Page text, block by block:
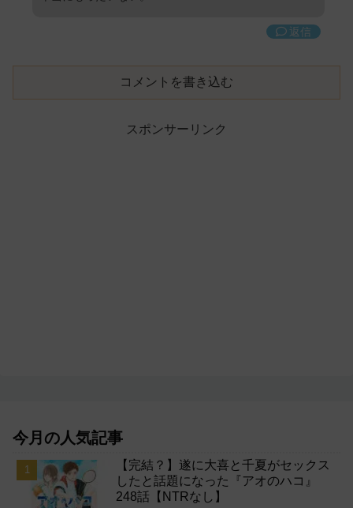
返信
コメントを書き込む
スポンサーリンク
今月の人気記事
【完結？】遂に大喜と千夏がセックス
したと話題になった『アオのハコ』
248話【NTRなし】